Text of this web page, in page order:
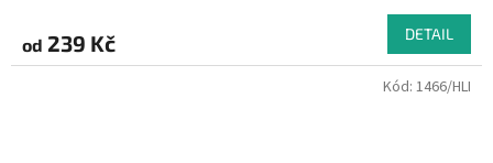
od 239 Kč DETAIL
Kód: 1466/HLI